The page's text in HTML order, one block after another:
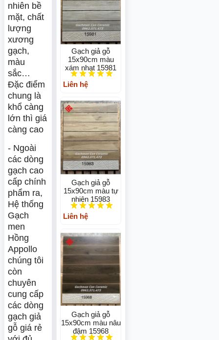
nhiên bề
mặt, chất
lượng
xương
gạch,
màu
sắc…
Đặc điểm
chung là
khổ càng
lớn thì giá
càng cao
- Ngoài
các dòng
gạch cao
cấp chính
phẩm ra,
Hệ thống
Gạch
men
Hồng
Appollo
chúng tôi
còn
chuyên
cung cấp
các dòng
gạch giả
gỗ giá rẻ
Gạch giả gỗ
15x90cm màu
xám nhạt 15981
Liên hệ
Gạch giả gỗ
15x90cm màu tự
nhiên 15983
Liên hệ
Gạch giả gỗ
15x90cm màu nâu
đậm 15968